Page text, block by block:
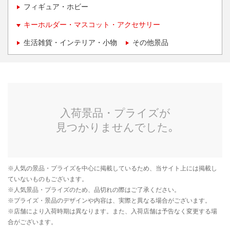
フィギュア・ホビー
キーホルダー・マスコット・アクセサリー
生活雑貨・インテリア・小物 その他景品